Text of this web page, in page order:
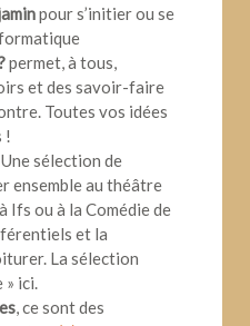
pour s’initier ou se
permet, à tous,
et des savoir-faire
Toutes vos idées
!
Une sélection de
ensemble au théâtre
Ifs ou à la Comédie de
et la
La sélection
» ici.
, ce sont des